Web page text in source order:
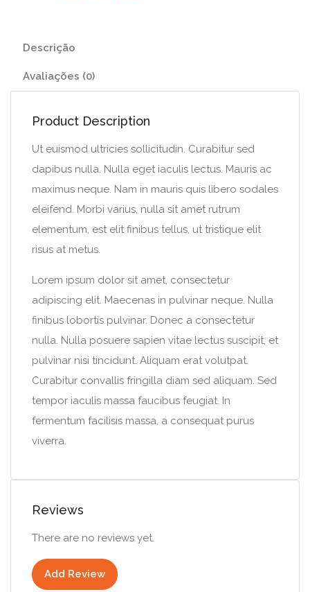
Descrição
Avaliações (0)
Product Description
Ut euismod ultricies sollicitudin. Curabitur sed
dapibus nulla. Nulla eget iaculis lectus. Mauris ac
maximus neque. Nam in mauris quis libero sodales
eleifend. Morbi varius, nulla sit amet rutrum
elementum, est elit finibus tellus, ut tristique elit
risus at metus.
Lorem ipsum dolor sit amet, consectetur
adipiscing elit. Maecenas in pulvinar neque. Nulla
finibus lobortis pulvinar. Donec a consectetur
nulla. Nulla posuere sapien vitae lectus suscipit, et
pulvinar nisi tincidunt. Aliquam erat volutpat.
Curabitur convallis fringilla diam sed aliquam. Sed
tempor iaculis massa faucibus feugiat. In
fermentum facilisis massa, a consequat purus
viverra.
Reviews
There are no reviews yet.
Add Review